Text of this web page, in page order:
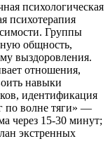
психологическая
психотерапия
Группы
общность,
выздоровления.
отношения,
навыки
идентификация
по волне тяги» —
через 15-30 минут;
экстренных